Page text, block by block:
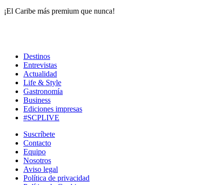
¡El Caribe más premium que nunca!
Destinos
Entrevistas
Actualidad
Life & Style
Gastronomía
Business
Ediciones impresas
#SCPLIVE
Suscríbete
Contacto
Equipo
Nosotros
Aviso legal
Política de privacidad